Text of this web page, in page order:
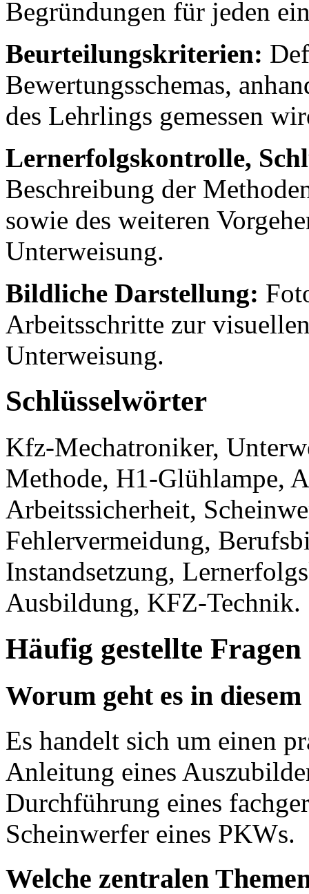
Begründungen für jeden
Beurteilungskriterien:
Bewertungsschemas,
des Lehrlings gemessen
Lernerfolgskontrolle,
Beschreibung der
sowie des weiteren
Unterweisung.
Bildliche Darstellung:
Arbeitsschritte zur
Unterweisung.
Schlüsselwörter
Kfz-Mechatroniker,
Methode, H1-Glühlampe,
Arbeitssicherheit,
Fehlervermeidung,
Instandsetzung,
Ausbildung, KFZ-Technik.
Häufig gestellte Fragen
Worum geht es in
Es handelt sich um einen
Anleitung eines
Durchführung eines
Scheinwerfer eines PKWs.
Welche zentralen